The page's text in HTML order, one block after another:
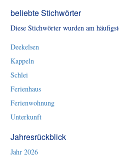
beliebte Stichwörter
Diese Stichwörter wurden am
Deekelsen
Kappeln
Schlei
Ferienhaus
Ferienwohnung
Unterkunft
Jahresrückblick
Jahr 2026